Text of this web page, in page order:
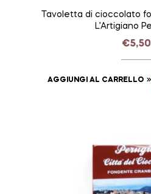
Tavoletta di cioccolato
L’Artigiano
€5,50
AGGIUNGI AL CARRELLO